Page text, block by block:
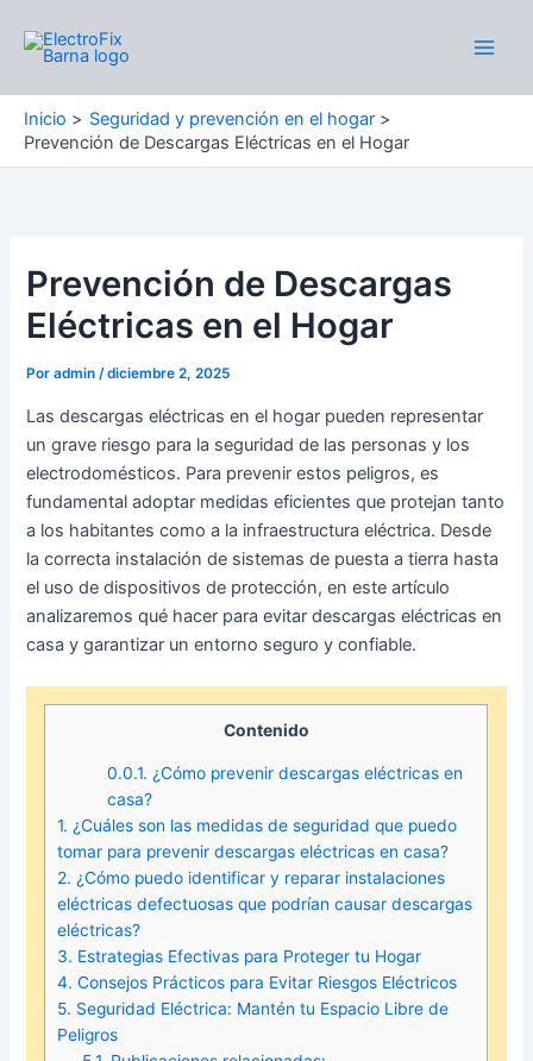
contenido
Inicio
Seguridad y prevención en el hogar
Prevención de Descargas Eléctricas en el Hogar
Prevención de Descargas
Eléctricas en el Hogar
Poradmin/diciembre 2, 2025
Las descargas eléctricas en el hogar pueden representar
un grave riesgo para la seguridad de las personas y los
electrodomésticos. Para prevenir estos peligros, es
fundamental adoptar medidas eficientes que protejan tanto
a los habitantes como a la infraestructura eléctrica. Desde
la correcta instalación de sistemas de puesta a tierra hasta
el uso de dispositivos de protección, en este artículo
analizaremos qué hacer para evitar descargas eléctricas en
casa y garantizar un entorno seguro y confiable.
Contenido
0.0.1. ¿Cómo prevenir descargas eléctricas en
casa?
1. ¿Cuáles son las medidas de seguridad que puedo
tomar para prevenir descargas eléctricas en casa?
2. ¿Cómo puedo identificar y reparar instalaciones
eléctricas defectuosas que podrían causar descargas
eléctricas?
3. Estrategias Efectivas para Proteger tu Hogar
4. Consejos Prácticos para Evitar Riesgos Eléctricos
5. Seguridad Eléctrica: Mantén tu Espacio Libre de
Peligros